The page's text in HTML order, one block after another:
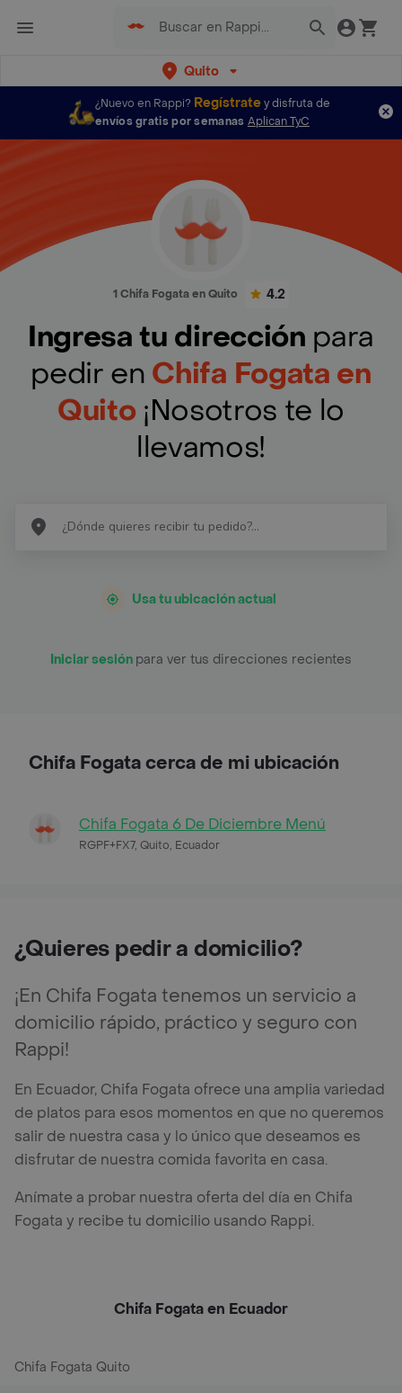
Quito
¿Nuevo en Rappi? Regístratey disfruta de
envíos gratis por semanas Aplican TyC
1 Chifa Fogata en Quito 4.2
Ingresa tu dirección para
pedir en Chifa Fogata en
Quito ¡Nosotros te lo
llevamos!
Usa tu ubicación actual
Iniciar sesión para ver tus direcciones recientes
Chifa Fogata cerca de mi ubicación
Chifa Fogata 6 De Diciembre Menú
RGPF+FX7, Quito, Ecuador
¿Quieres pedir a domicilio?
¡En Chifa Fogata tenemos un servicio a
domicilio rápido, práctico y seguro con
Rappi!
En Ecuador, Chifa Fogata ofrece una amplia variedad
de platos para esos momentos en que no queremos
salir de nuestra casa y lo único que deseamos es
disfrutar de nuestra comida favorita en casa.
Anímate a probar nuestra oferta del día en Chifa
Fogata y recibe tu domicilio usando Rappi.
Chifa Fogata en Ecuador
Chifa Fogata Quito